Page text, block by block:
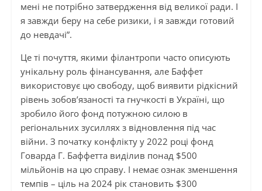
мені не потрібно затвердження від великої ради. І
я завжди беру на себе ризики, і я завжди готовий
до невдачі”.
Це ті почуття, якими філантропи часто описують
унікальну роль фінансування, але Баффет
використовує цю свободу, щоб виявити рідкісний
рівень зобов’язаності та гнучкості в Україні, що
зробило його фонд потужною силою в
регіональних зусиллях з відновлення під час
війни. З початку конфлікту у 2022 році фонд
Говарда Г. Баффетта виділив понад $500
мільйонів на цю справу. І немає ознак зменшення
темпів – ціль на 2024 рік становить $300